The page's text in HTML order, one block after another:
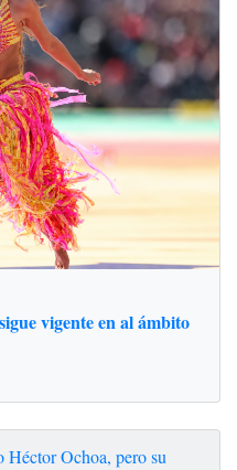
vigente en al ámbito
Héctor Ochoa, pero su